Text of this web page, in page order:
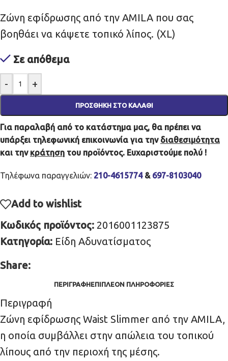
Ζώνη εφίδρωσης από την AMILA που σας
βοηθάει να κάψετε τοπικό λίπος. (XL)
Σε απόθεμα
- +
ΠΡΟΣΘΉΚΗ ΣΤΟ ΚΑΛΆΘΙ
Για παραλαβή από το κατάστημα μας, θα πρέπει να
υπάρξει τηλεφωνική επικοινωνία για την διαθεσιμότητα
και την κράτηση του προϊόντος. Ευχαριστούμε πολύ !
Τηλέφωνα παραγγελιών: 210-4615774& 697-8103040
Add to wishlist
Κωδικός προϊόντος: 2016001123875
Κατηγορία: Είδη Αδυνατίσματος
Share:
ΠΕΡΙΓΡΑΦΉΕΠΙΠΛΈΟΝ ΠΛΗΡΟΦΟΡΊΕΣ
Περιγραφή
Ζώνη εφίδρωσης Waist Slimmer από την AMILA,
η οποία συμβάλλει στην απώλεια του τοπικού
λίπους από την περιοχή της μέσης.